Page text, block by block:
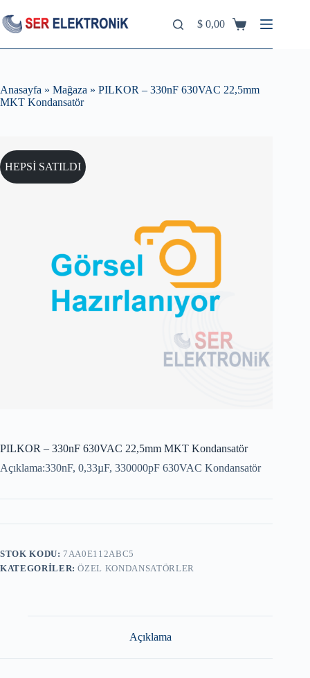
to
content
Shopping
$ 0,00
Anasayfa » Mağaza » PILKOR – 330nF 630VAC 22,5mm
MKT Kondansatör
HEPSİ SATILDI
PILKOR – 330nF 630VAC 22,5mm MKT Kondansatör
Açıklama:330nF, 0,33µF, 330000pF 630VAC Kondansatör
STOK KODU: 7AA0E112ABC5
KATEGORILER:ÖZEL KONDANSATÖRLER
Açıklama